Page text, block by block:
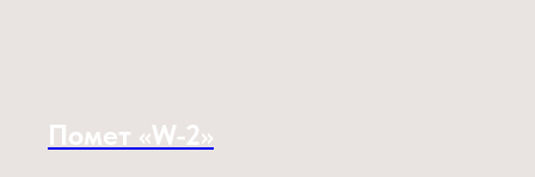
Помет «W-2»